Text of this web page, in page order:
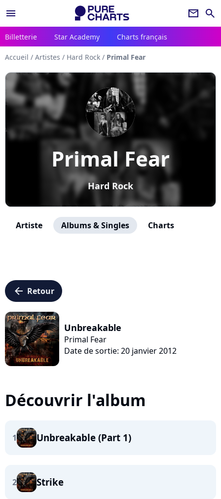
menu newsletter search
Billetterie Star Academy Charts français
Accueil / Artistes / Hard Rock / Primal Fear
Primal Fear
Hard Rock
Artiste Albums & Singles Charts
arrow_left Retour
Unbreakable
Primal Fear
Date de sortie: 20 janvier 2012
Découvrir l'album
1 Unbreakable (Part 1)
2 Strike